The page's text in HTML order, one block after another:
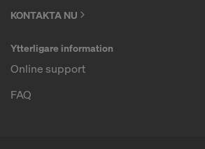
KONTAKTA NU
Ytterligare information
Online support
FAQ